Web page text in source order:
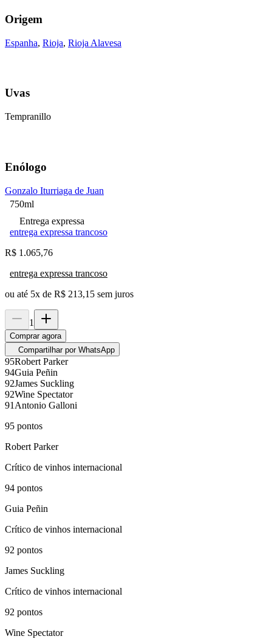
Origem
Espanha, Rioja, Rioja Alavesa
Uvas
Tempranillo
Enólogo
Gonzalo Iturriaga de Juan
750ml
Entrega expressa
entrega expressa trancoso
R$ 1.065,76
entrega expressa trancoso
ou até 5x de R$ 213,15 sem juros
1
Comprar agora
Compartilhar por WhatsApp
95Robert Parker
94Guia Peñin
92James Suckling
92Wine Spectator
91 Antonio Galloni
95 pontos
Robert Parker
Crítico de vinhos internacional
94 pontos
Guia Peñin
Crítico de vinhos internacional
92 pontos
James Suckling
Crítico de vinhos internacional
92 pontos
Wine Spectator